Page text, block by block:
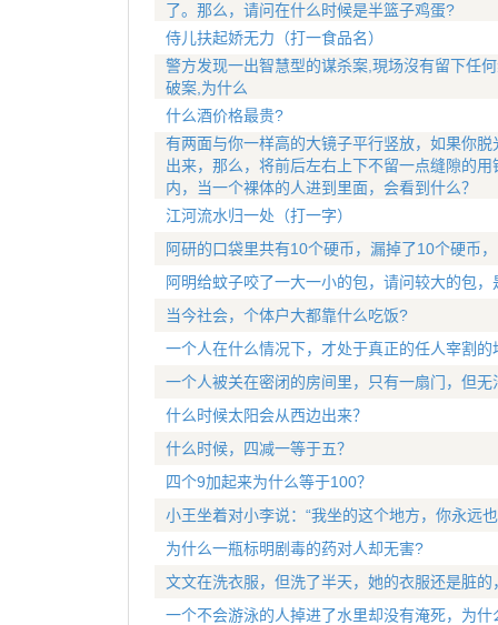
了。那么，请问在什么时候是半篮子鸡蛋?
侍儿扶起娇无力（打一食品名）
警方发现一出智慧型的谋杀案,現场沒有留下任
破案,为什么
什么酒价格最贵?
有两面与你一样高的大镜子平行竖放，如果你
出来，那么，将前后左右上下不留一点缝隙的
内，当一个裸体的人进到里面，会看到什么？
江河流水归一处（打一字）
阿研的口袋里共有10个硬币，漏掉了10个硬币
阿明给蚊子咬了一大一小的包，请问较大的包
当今社会，个体户大都靠什么吃饭?
一个人在什么情况下，才处于真正的任人宰割的
一个人被关在密闭的房间里，只有一扇门，但
什么时候太阳会从西边出来？
什么时候，四减一等于五？
四个9加起来为什么等于100？
小王坐着对小李说：“我坐的这个地方，你永远
为什么一瓶标明剧毒的药对人却无害?
文文在洗衣服，但洗了半天，她的衣服还是脏的
一个不会游泳的人掉进了水里却没有淹死，为什